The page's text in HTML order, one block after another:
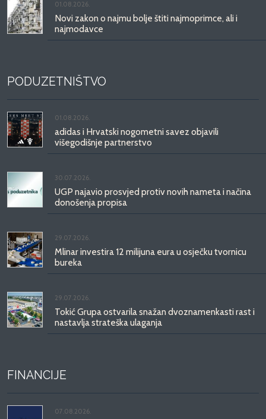
01.08.2026.
Novi zakon o najmu bolje štiti najmoprimce, ali i
najmodavce
PODUZETNIŠTVO
01.08.2026.
adidas i Hrvatski nogometni savez objavili
višegodišnje partnerstvo
30.07.2026.
UGP najavio prosvjed protiv novih nameta i načina
donošenja propisa
29.07.2026.
Mlinar investira 12 milijuna eura u osječku tvornicu
bureka
29.07.2026.
Tokić Grupa ostvarila snažan dvoznamenkasti rast i
nastavlja strateška ulaganja
FINANCIJE
07.08.2026.